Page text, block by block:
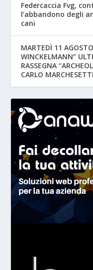
Federcaccia Fvg,
l’abbandono degli
cani
MARTEDÌ 11
WINCKELMANN”
RASSEGNA
CARLO MARCHESETTI